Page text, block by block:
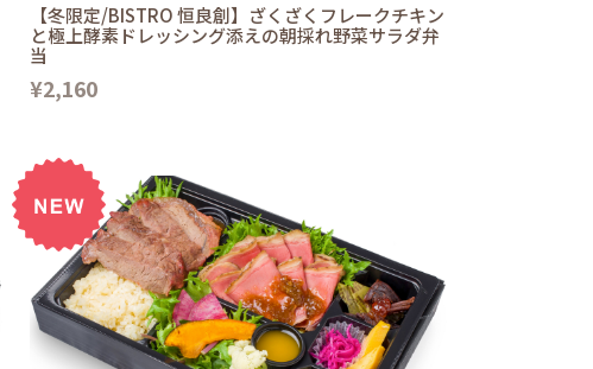
【冬限定/BISTRO 恒良創】ざくざくフレークチキン
と極上酵素ドレッシング添えの朝採れ野菜サラダ弁
当
¥2,160